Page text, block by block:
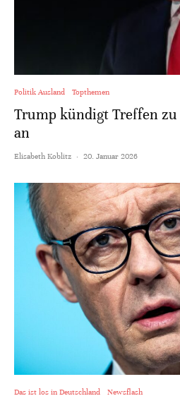
Politik Ausland Topthemen
Trump kündigt Treffen zu
an
Elisabeth Koblitz · 20. Januar 2026
Das ist los in Deutschland Newsflash